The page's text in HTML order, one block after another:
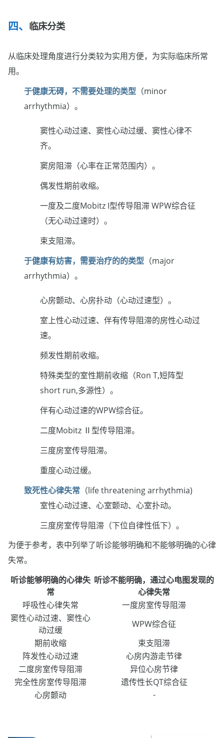
临床分类
从临床处理角度进行分类较为实用方便，为实际临床所常
用。
于健康无碍，不需要处理的类型 （minor
arrhythmia）。
窦性心动过速、窦性心动过缓、窦性心律不
齐。
窦房阻滞（心率在正常范围内）。
偶发性期前收缩。
一度及二度Mobitz I型传导阻滞 WPW综合征
（无心动过速时）。
束支阻滞。
于健康有妨害，需要治疗的的类型 （major
arrhythmia）。
心房颤动、心房扑动（心动过速型）。
室上性心动过速、伴有传导阻滞的房性心动过
速。
频发性期前收缩。
特殊类型的室性期前收缩（Ron T,短阵型
short run,多源性）。
伴有心动过速的WPW综合征。
二度Mobitz Ⅱ型传导阻滞。
三度房室传导阻滞。
重度心动过缓。
致死性心律失常 （life threatening arrhythmia)
室性心动过速、心室颤动、心室扑动。
三度房室传导阻滞（下位自律性低下）。
为便于参考，表中列举了听诊能够明确和不能够明确的心律
失常。
听诊能够明确的心律失
常
听诊不能明确，通过心电图发现的
心律失常
呼吸性心律失常
一度房室传导阻滞
窦性心动过速、窦性心
动过缓
WPW综合征
期前收缩
束支阻滞
阵发性心动过速
心房内游走节律
二度房室传导阻滞
异位心房节律
完全性房室传导阻滞
遗传性长QT综合征
心房颤动
-